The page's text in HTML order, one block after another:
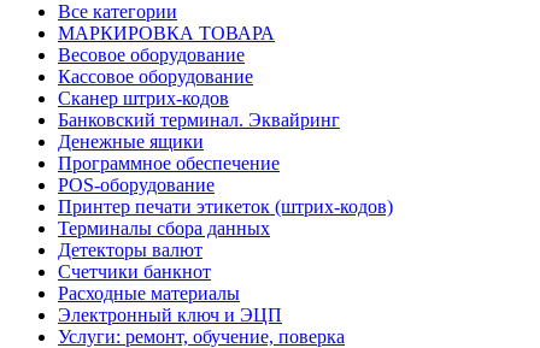
Все категории
МАРКИРОВКА ТОВАРА
Весовое оборудование
Кассовое оборудование
Сканер штрих-кодов
Банковский терминал. Эквайринг
Денежные ящики
Программное обеспечение
POS-оборудование
Принтер печати этикеток (штрих-кодов)
Терминалы сбора данных
Детекторы валют
Счетчики банкнот
Расходные материалы
Электронный ключ и ЭЦП
Услуги: ремонт, обучение, поверка